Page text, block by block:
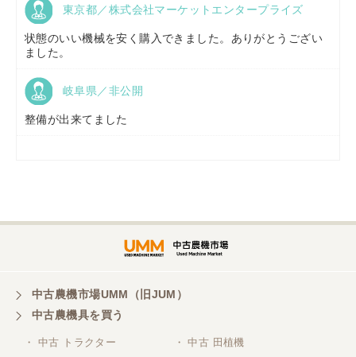
福島県／(有)草野商事
山形県／株式会社ノーキステージ
株式会社トミタモータース
三重県／株式会社 ケイ・エス・エンタープライズ
東京都／株式会社マーケットエンタープライズ
状態のいい機械を安く購入できました。ありがとうござい
ました。
岐阜県／非公開
整備が出来てました
中古農機市場UMM（旧JUM）
中古農機具を買う
・ 中古 トラクター ・ 中古 田植機